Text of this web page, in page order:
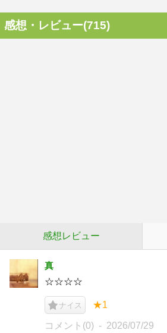
感想・レビュー(715)
感想レビュー
真
☆☆☆☆
ナイス ★1
コメント(0) 2026/07/29